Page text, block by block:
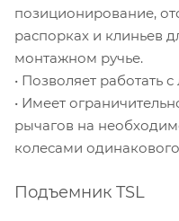
позиционирование,
распорках и клиньев
монтажном ручье.
• Позволяет работать
• Имеет
рычагов на
колесами
Подъемник TSL